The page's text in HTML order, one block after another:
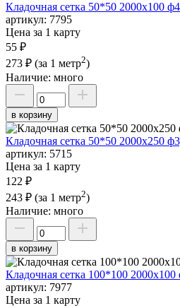
Кладочная сетка 50*50 2000х100
артикул: 7795
Цена за 1 карту
55 ₽
273 ₽ (за 1 метр2)
Наличие: много
в корзину
Кладочная сетка 50*50 2000х250
артикул: 5715
Цена за 1 карту
122 ₽
243 ₽ (за 1 метр2)
Наличие: много
в корзину
Кладочная сетка 100*100
артикул: 7977
Цена за 1 карту